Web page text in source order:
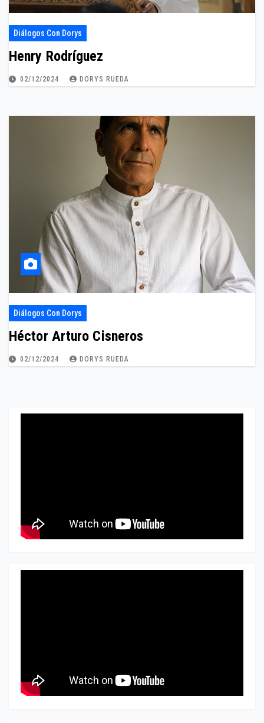
Diálogos Con Dorys
Henry Rodríguez
02/12/2024 DORYS RUEDA
Diálogos Con Dorys
Héctor Arturo Cisneros
02/12/2024 DORYS RUEDA